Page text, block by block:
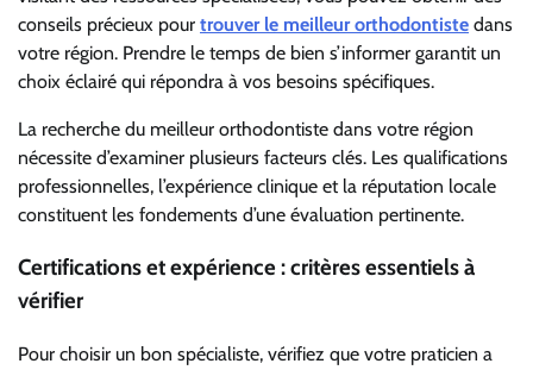
conseils précieux pour trouver le meilleur orthodontiste dans
votre région. Prendre le temps de bien s’informer garantit un
choix éclairé qui répondra à vos besoins spécifiques.
La recherche du meilleur orthodontiste dans votre région
nécessite d’examiner plusieurs facteurs clés. Les qualifications
professionnelles, l’expérience clinique et la réputation locale
constituent les fondements d’une évaluation pertinente.
Certifications et expérience : critères essentiels à
vérifier
Pour choisir un bon spécialiste, vérifiez que votre praticien a